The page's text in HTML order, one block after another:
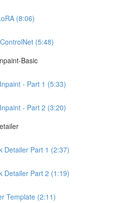
(8:06)
(5:48)
Basic
- Part 1 (5:33)
- Part 2 (3:20)
Detailer Part 1 (2:37)
Detailer Part 2 (1:19)
Template (2:11)